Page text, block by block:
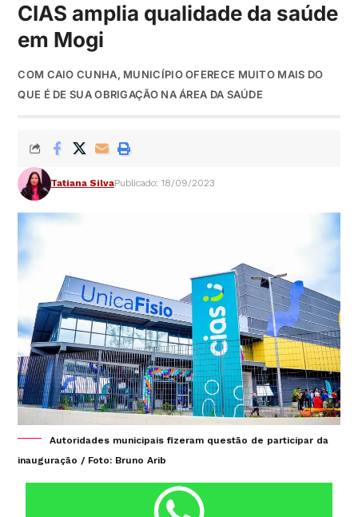
CIAS amplia qualidade da saúde
em Mogi
COM CAIO CUNHA, MUNICÍPIO OFERECE MUITO MAIS DO
QUE É DE SUA OBRIGAÇÃO NA ÁREA DA SAÚDE
Tatiana SilvaPublicado: 18/09/2023
Autoridades municipais fizeram questão de participar da
inauguração / Foto: Bruno Arib